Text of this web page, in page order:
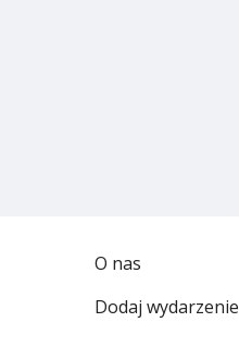
O nas
Dodaj wydarzenie